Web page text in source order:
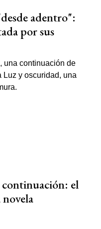
adentro":
por sus
el